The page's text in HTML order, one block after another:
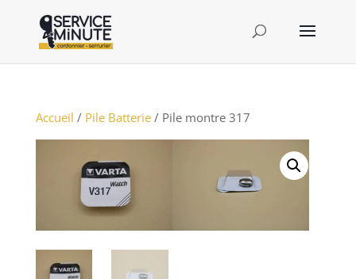
Accueil / Pile Batterie/ Pile montre 317